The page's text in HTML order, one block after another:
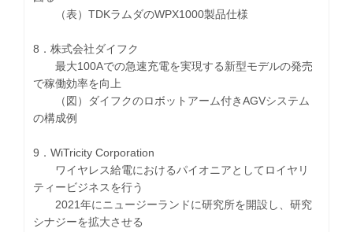
（表）TDKラムダのWPX1000製品仕様
8．株式会社ダイフク
最大100Aでの急速充電を実現する新型モデルの発売
で稼働効率を向上
（図）ダイフクのロボットアーム付きAGVシステム
の構成例
9．WiTricity Corporation
ワイヤレス給電におけるパイオニアとしてロイヤリ
ティービジネスを行う
2021年にニュージーランドに研究所を開設し、研究
シナジーを拡大させる